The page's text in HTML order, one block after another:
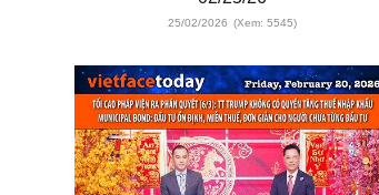
25/02/2026 (Xem: 5545)